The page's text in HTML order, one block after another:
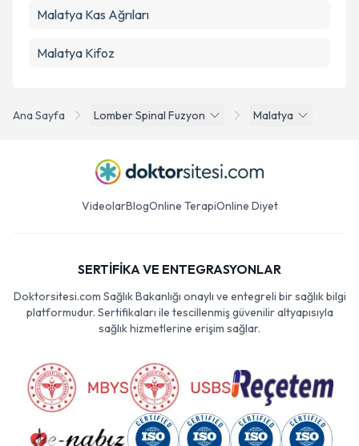
Ana Sayfa Lomber Spinal Fuzyon Malatya
Malatya Kas Ağrıları
Malatya Kifoz
VideolarBlogOnline TerapiOnline Diyet
SERTİFİKA VE ENTEGRASYONLAR
Doktorsitesi.com Sağlık Bakanlığı onaylı ve entegreli bir sağlık bilgi
platformudur. Sertifikaları ile tescillenmiş güvenilir altyapısıyla
sağlık hizmetlerine erişim sağlar.